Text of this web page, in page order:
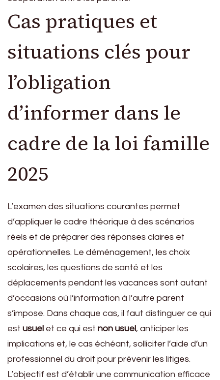
Cas pratiques et
situations clés pour
l’obligation
d’informer dans le
cadre de la loi famille
2025
L’examen des situations courantes permet
d’appliquer le cadre théorique à des scénarios
réels et de préparer des réponses claires et
opérationnelles. Le déménagement, les choix
scolaires, les questions de santé et les
déplacements pendant les vacances sont autant
d’occasions où l’information à l’autre parent
s’impose. Dans chaque cas, il faut distinguer ce qui
est usuel et ce qui est non usuel, anticiper les
implications et, le cas échéant, solliciter l’aide d’un
professionnel du droit pour prévenir les litiges.
L’objectif est d’établir une communication efficace